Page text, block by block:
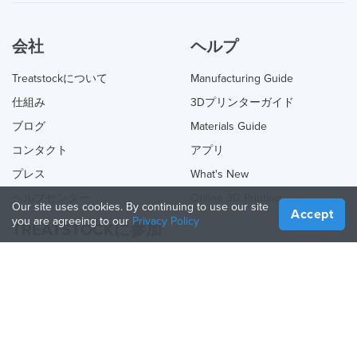
会社
Treatstockについて
仕組み
ブログ
コンタクト
プレス
ヘルプ
Manufacturing Guide
3Dプリンターガイド
Materials Guide
アプリ
What's New
Online 3D Printing
TREATSTOCKに参加
Our site uses cookies. By continuing to use our site
you are agreeing to our Privacy Policy Accept